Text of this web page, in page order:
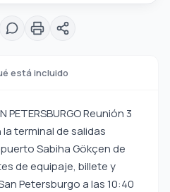
está incluido
Reunión 3
terminal de salidas
Sabiha Gökçen de
de equipaje, billete y
Petersburgo a las 10:40